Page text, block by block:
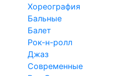
Хореография
Бальные
Балет
Рок-н-ролл
Джаз
Современные